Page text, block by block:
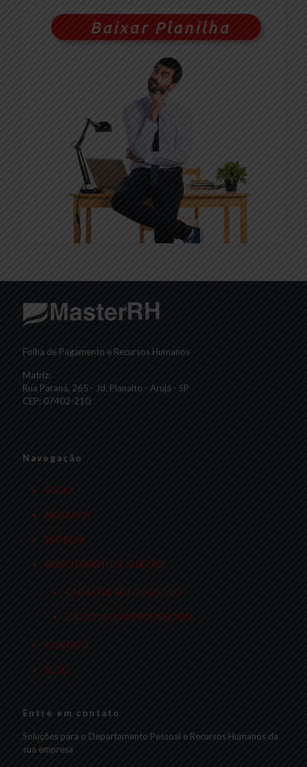
Folha de Pagamento e Recursos Humanos
Matriz:
Rua Paraná, 265 - Jd. Planalto - Arujá - SP
CEP: 07402-210
Navegação
INÍCIO
MÓDULOS
EMPRESA
RECRUTAMENTO E SELEÇÃO
CADASTRE SEU CURRÍCULO
ENCONTRE UM PROFISSIONAL
CONTATO
BLOG
Entre em contato
Soluções para o Departamento Pessoal e Recursos Humanos da
sua empresa